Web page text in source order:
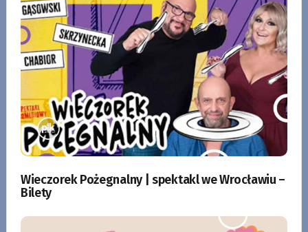
Wieczorek Pożegnalny | spektakl we Wrocławiu –
Bilety